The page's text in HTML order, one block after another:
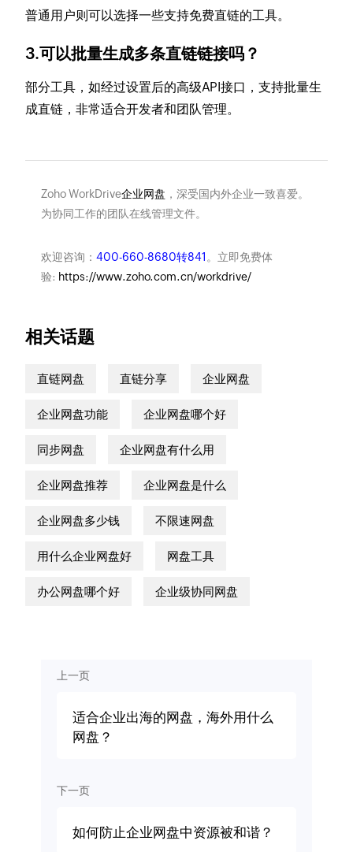
普通用户则可以选择一些支持免费直链的工具。
3.可以批量生成多条直链链接吗？
部分工具，如经过设置后的高级API接口，支持批量生
成直链，非常适合开发者和团队管理。
Zoho WorkDrive企业网盘 ，深受国内外企业一致喜爱。
为协同工作的团队在线管理文件。
欢迎咨询： 400-660-8680转841 。立即免费体
验: https://www.zoho.com.cn/workdrive/
相关话题
直链网盘 直链分享 企业网盘
企业网盘功能 企业网盘哪个好
同步网盘 企业网盘有什么用
企业网盘推荐 企业网盘是什么
企业网盘多少钱 不限速网盘
用什么企业网盘好 网盘工具
办公网盘哪个好 企业级协同网盘
上一页
适合企业出海的网盘，海外用什么
网盘？
下一页
如何防止企业网盘中资源被和谐？